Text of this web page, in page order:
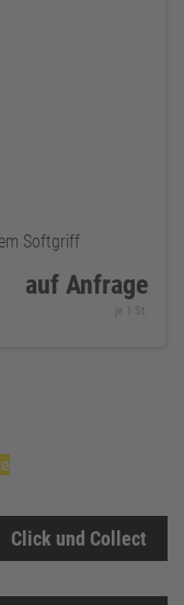
Softgriff
auf Anfrage
je 1 St.
Click und Collect